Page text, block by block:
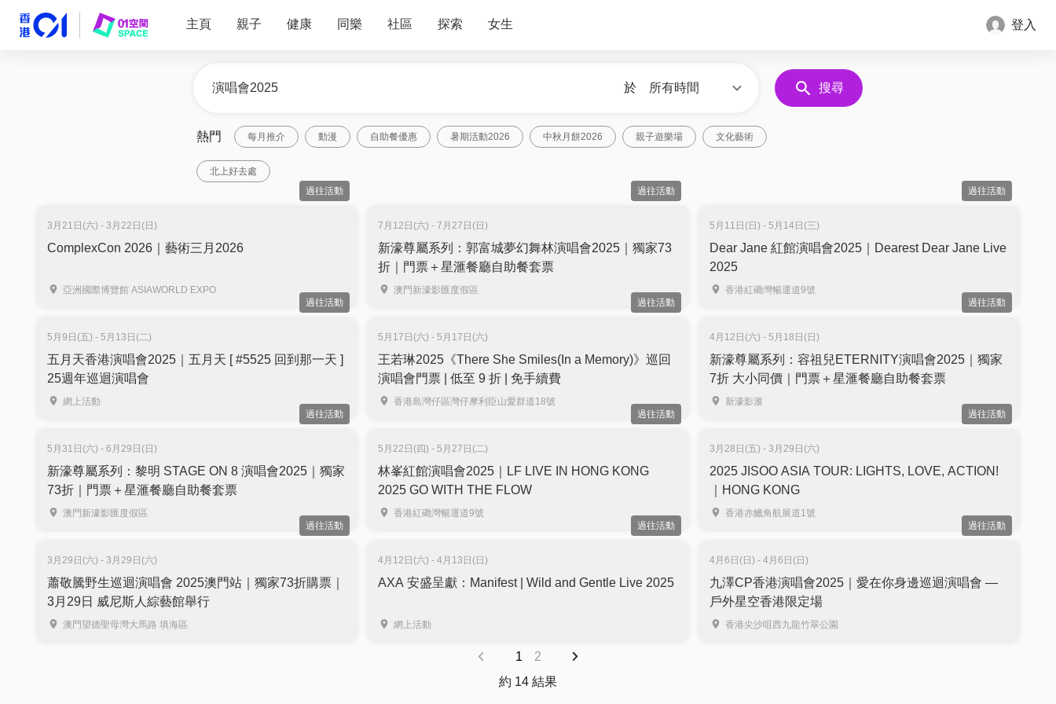
登入
主頁 親子 健康 同樂 社區 探索 女生
於 所有時間 搜尋
熱門 每月推介 動漫 自助餐優惠 暑期活動2026 中秋月餅2026 親子遊樂場 文化藝術
北上好去處
過往活動
3月21日(六) - 3月22日(日)
ComplexCon 2026｜藝術三月2026
亞洲國際博覽館 ASIAWORLD EXPO
過往活動
7月12日(六) - 7月27日(日)
新濠尊屬系列：郭富城夢幻舞林演唱會2025｜獨家73
折｜門票＋星滙餐廳自助餐套票
澳門新濠影匯度假區
過往活動
5月11日(日) - 5月14日(三)
Dear Jane 紅館演唱會2025｜Dearest Dear Jane Live
2025
香港紅磡灣暢運道9號
過往活動
5月9日(五) - 5月13日(二)
五月天香港演唱會2025｜五月天 [ #5525 回到那一天 ]
25週年巡迴演唱會
網上活動
過往活動
5月17日(六) - 5月17日(六)
王若琳2025《There She Smiles(In a Memory)》巡回
演唱會門票 | 低至 9 折 | 免手續費
香港島灣仔區灣仔摩利臣山愛群道18號
過往活動
4月12日(六) - 5月18日(日)
新濠尊屬系列：容祖兒ETERNITY演唱會2025｜獨家
7折 大小同價｜門票＋星滙餐廳自助餐套票
新濠影滙
過往活動
5月31日(六) - 6月29日(日)
新濠尊屬系列：黎明 STAGE ON 8 演唱會2025｜獨家
73折｜門票＋星滙餐廳自助餐套票
澳門新濠影匯度假區
過往活動
5月22日(四) - 5月27日(二)
林峯紅館演唱會2025｜LF LIVE IN HONG KONG
2025 GO WITH THE FLOW
香港紅磡灣暢運道9號
過往活動
3月28日(五) - 3月29日(六)
2025 JISOO ASIA TOUR: LIGHTS, LOVE, ACTION!
｜HONG KONG
香港赤鱲角航展道1號
過往活動
3月29日(六) - 3月29日(六)
蕭敬騰野生巡迴演唱會 2025澳門站｜獨家73折購票｜
3月29日 威尼斯人綜藝館舉行
澳門望德聖母灣大馬路 填海區
過往活動
4月12日(六) - 4月13日(日)
AXA 安盛呈獻：Manifest | Wild and Gentle Live 2025
網上活動
過往活動
4月6日(日) - 4月6日(日)
九澤CP香港演唱會2025｜愛在你身邊巡迴演唱會 —
戶外星空香港限定場
香港尖沙咀西九龍竹翠公園
1
2
約 14 結果